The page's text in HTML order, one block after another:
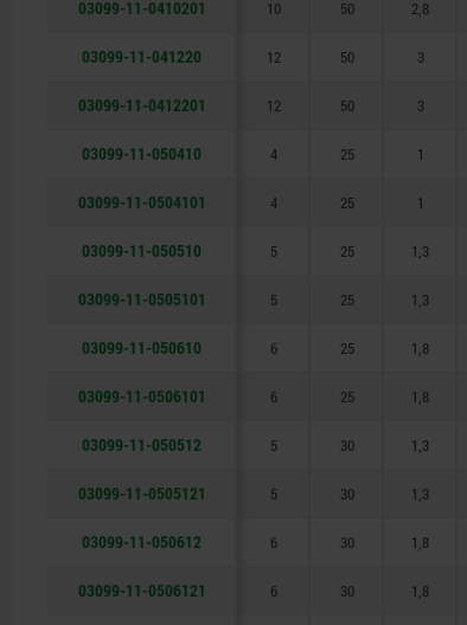
03099-11-0410201 10 50 2,8
03099-11-041220 12 50 3
03099-11-0412201 12 50 3
03099-11-050410 4 25 1
03099-11-0504101 4 25 1
03099-11-050510 5 25 1,3
03099-11-0505101 5 25 1,3
03099-11-050610 6 25 1,8
03099-11-0506101 6 25 1,8
03099-11-050512 5 30 1,3
03099-11-0505121 5 30 1,3
03099-11-050612 6 30 1,8
03099-11-0506121 6 30 1,8